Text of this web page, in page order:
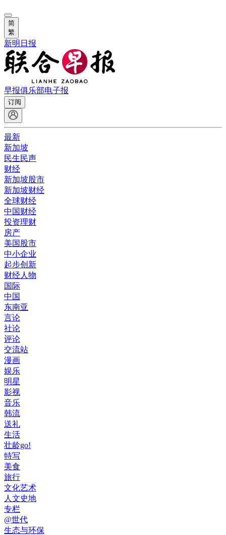
简
繁
新明日报
早报俱乐部电子报
订阅
最新
新加坡
民生民声
财经
新加坡股市
新加坡财经
全球财经
中国财经
投资理财
房产
美国股市
中小企业
起步创新
财经人物
国际
中国
东南亚
言论
社论
评论
交流站
漫画
娱乐
明星
影视
音乐
韩流
送礼
生活
壮龄go!
特写
美食
旅行
文化艺术
人文史地
专栏
@世代
生态与环保